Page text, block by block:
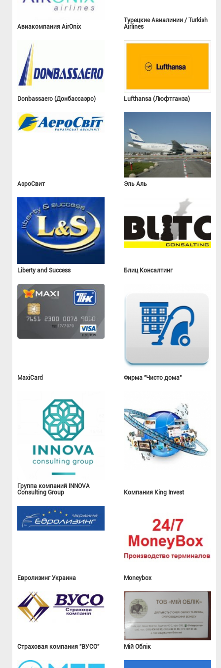
Авиакомпания AirOnix
Турецкие Авиалинии / Turkish
Airlines
Donbassaero (Донбассаэро) Lufthansa (Люфтганза)
АэроСвит Эль Аль
Liberty and Success Блиц Консалтинг
MaxiCard Фирма "Чисто дома"
Группа компаний INNOVA
Consulting Group
Компания King Invest
Евролизинг Украина Moneybox
Страховая компания "ВУСО" Мій Облік